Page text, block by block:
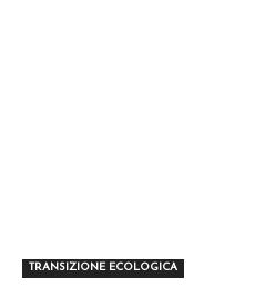
TRANSIZIONE ECOLOGICA